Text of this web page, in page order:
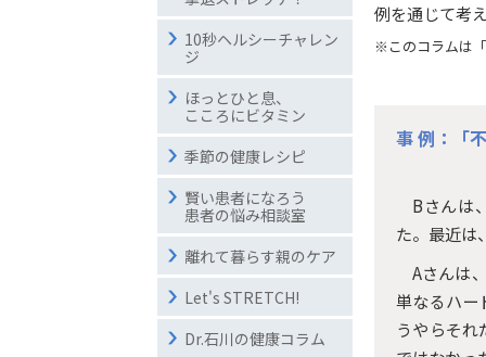
例を通じて考
※このコラムは
事 例：「
Bさんは
た。最近は
Aさんは
単なるハー
うやらそ
10秒ヘルシーチャレン
ジ
ほっとひと息、
こころにビタミン
季節の健康レシピ
賢い患者になろう
患者の悩み相談室
離れて暮らす親のケア
Let's STRETCH!
Dr.石川の健康コラム